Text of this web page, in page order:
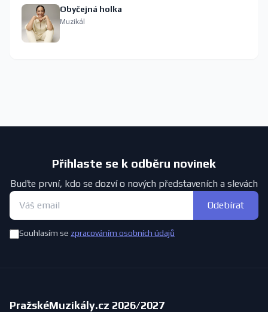
Obyčejná holka
Muzikál
Přihlaste se k odběru novinek
Buďte první, kdo se dozví o nových představeních a slevách
Odebírat
Souhlasím se zpracováním osobních údajů
PražskéMuzikály.cz 2026/2027